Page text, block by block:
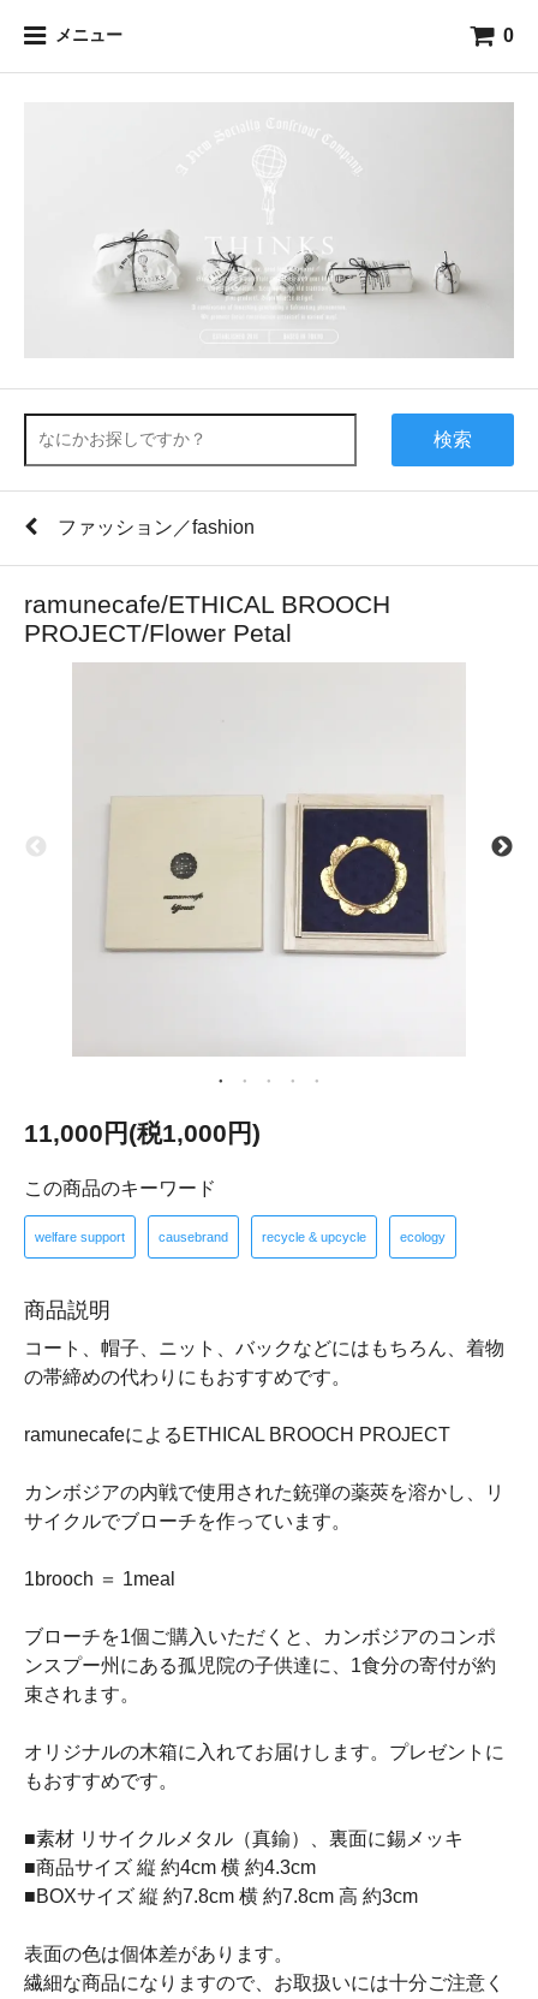
メニュー 0
検索
ファッション／fashion
ramunecafe/ETHICAL BROOCH
PROJECT/Flower Petal
11,000円(税1,000円)
この商品のキーワード
welfare support causebrand recycle & upcycle ecology
商品説明
コート、帽子、ニット、バックなどにはもちろん、着物
の帯締めの代わりにもおすすめです。
ramunecafeによるETHICAL BROOCH PROJECT
カンボジアの内戦で使用された銃弾の薬莢を溶かし、リ
サイクルでブローチを作っています。
1brooch ＝ 1meal
ブローチを1個ご購入いただくと、カンボジアのコンポ
ンスプー州にある孤児院の子供達に、1食分の寄付が約
束されます。
オリジナルの木箱に入れてお届けします。プレゼントに
もおすすめです。
■素材 リサイクルメタル（真鍮）、裏面に錫メッキ
■商品サイズ 縦 約4cm 横 約4.3cm
■BOXサイズ 縦 約7.8cm 横 約7.8cm 高 約3cm
表面の色は個体差があります。
繊細な商品になりますので、お取扱いには十分ご注意く